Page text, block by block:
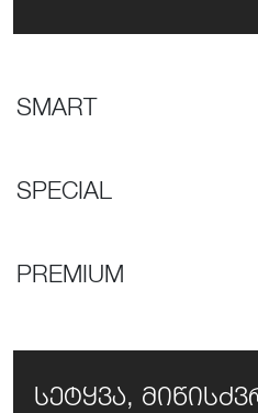
SMART
SPECIAL
PREMIUM
სეტყვა,